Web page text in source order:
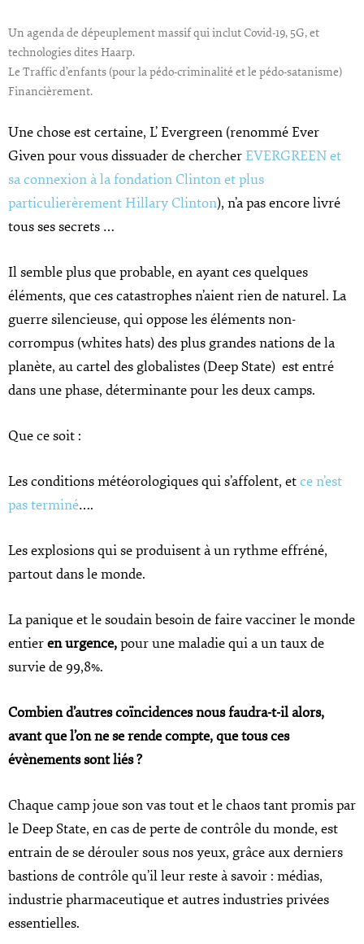
Un agenda de dépeuplement massif qui inclut Covid-19, 5G, et
technologies dites Haarp.
Le Traffic d’enfants (pour la pédo-criminalité et le pédo-satanisme)
Financièrement.
Une chose est certaine, L’ Evergreen (renommé Ever
Given pour vous dissuader de chercherEVERGREEN et
sa connexion à la fondation Clinton et plus
particulierèrement Hillary Clinton), n’a pas encore livré
tous ses secrets …
Il semble plus que probable, en ayant ces quelques
éléments, que ces catastrophes n’aient rien de naturel. La
guerre silencieuse, qui oppose les éléments non-
corrompus (whites hats) des plus grandes nations de la
planète, au cartel des globalistes (Deep State) est entré
dans une phase, déterminante pour les deux camps.
Que ce soit :
Les conditions météorologiques qui s’affolent, etce n’est
pas terminé….
Les explosions qui se produisent à un rythme effréné,
partout dans le monde.
La panique et le soudain besoin de faire vacciner le monde
entieren urgence,pour une maladie qui a un taux de
survie de 99,8%.
Combien d’autres coïncidences nous faudra-t-il alors,
avant que l’on ne se rende compte, que tous ces
évènements sont liés ?
Chaque camp joue son vas tout et le chaos tant promis par
le Deep State, en cas de perte de contrôle du monde, est
entrain de se dérouler sous nos yeux, grâce aux derniers
bastions de contrôle qu’il leur reste à savoir : médias,
industrie pharmaceutique et autres industries privées
essentielles.